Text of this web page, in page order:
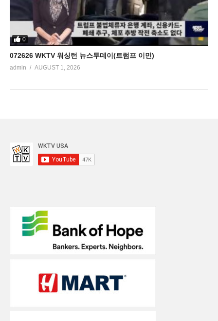
0
072626 WKTV 워싱턴 뉴스투데이(트럼프 이민)
admin AUGUST 1, 2026